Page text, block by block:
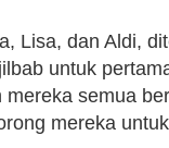
Lisa, dan Aldi,
untuk
semua
mereka